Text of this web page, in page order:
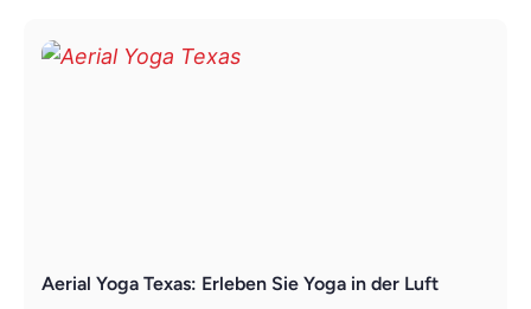
Aerial Yoga Texas: Erleben Sie Yoga in der Luft